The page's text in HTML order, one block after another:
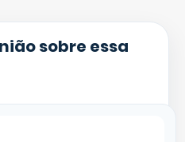
sobre essa